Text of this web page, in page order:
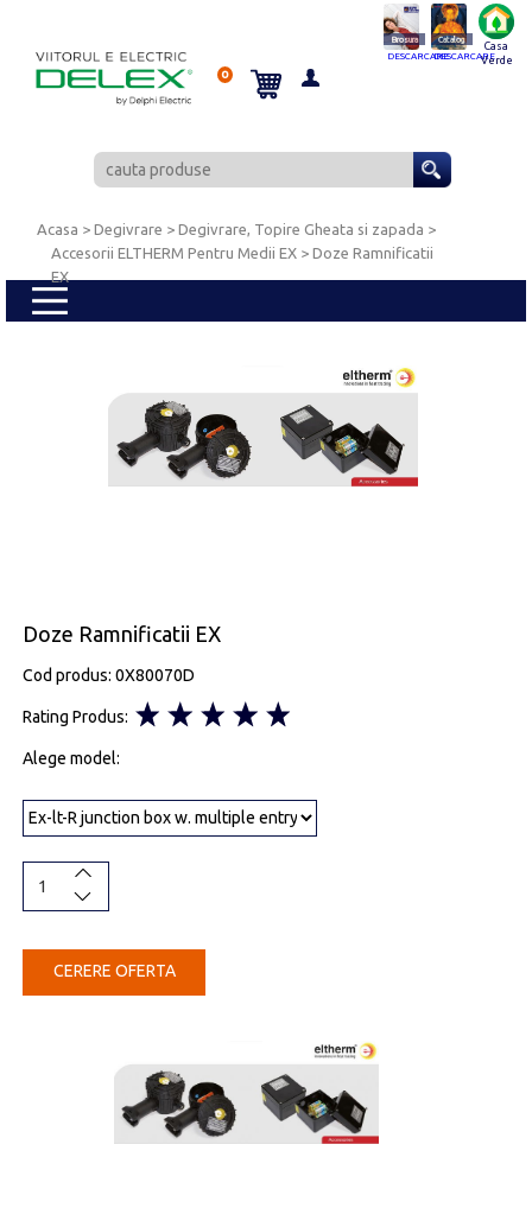
0
Brosura
DESCARCARE
Catalog
DESCARCARE
Casa
Verde
Acasa > Degivrare > Degivrare, Topire Gheata si zapada >
Accesorii ELTHERM Pentru Medii EX > Doze Ramnificatii
EX
Doze Ramnificatii EX
Cod produs: 0X80070D
Rating Produs:
Alege model:
CERERE OFERTA